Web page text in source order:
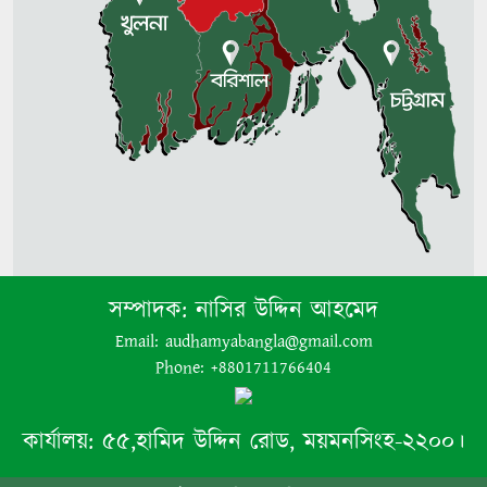
সম্পাদক:নাসির উদ্দিন আহমেদ
Email: audhamyabangla@gmail.com
Phone: +8801711766404
কার্যালয়: ৫৫,হামিদ উদ্দিন রোড, ময়মনসিংহ-২২০০।